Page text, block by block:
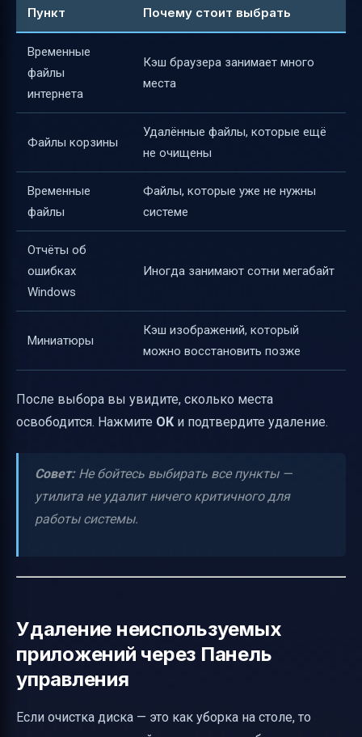
Пункт Почему стоит выбрать
Временные
файлы
интернета
Кэш браузера занимает много
места
Файлы корзины
Удалённые файлы, которые ещё
не очищены
Временные
файлы
Файлы, которые уже не нужны
системе
Отчёты об
ошибках
Windows
Иногда занимают сотни мегабайт
Миниатюры
Кэш изображений, который
можно восстановить позже
После выбора вы увидите, сколько места
освободится. Нажмите ОК и подтвердите удаление.
Совет:Не бойтесь выбирать все пункты —
утилита не удалит ничего критичного для
работы системы.
Удаление неиспользуемых
приложений через Панель
управления
Если очистка диска — это как уборка на столе, то